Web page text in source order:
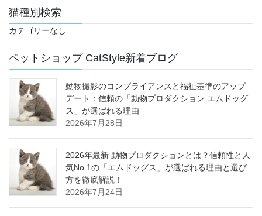
猫種別検索
カテゴリーなし
ペットショップ CatStyle新着ブログ
動物撮影のコンプライアンスと福祉基準のアップ
デート：信頼の「動物プロダクション エムドッグ
ス」が選ばれる理由
2026年7月28日
2026年最新 動物プロダクションとは？信頼性と人
気No.1の「エムドッグス」が選ばれる理由と選び
方を徹底解説！
2026年7月24日